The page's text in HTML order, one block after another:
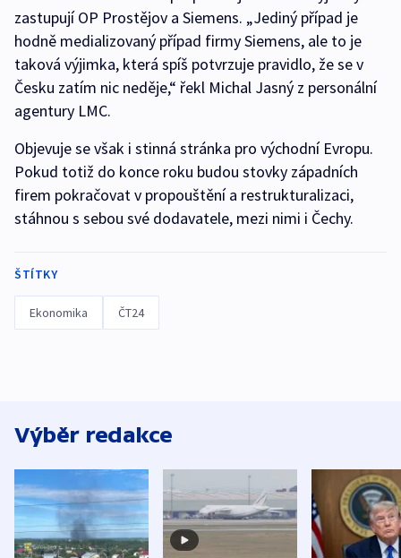
zastupují OP Prostějov a Siemens. „Jediný případ je
hodně medializovaný případ firmy Siemens, ale to je
taková výjimka, která spíš potvrzuje pravidlo, že se v
Česku zatím nic neděje,“ řekl Michal Jasný z personální
agentury LMC.
Objevuje se však i stinná stránka pro východní Evropu.
Pokud totiž do konce roku budou stovky západních
firem pokračovat v propouštění a restrukturalizaci,
stáhnou s sebou své dodavatele, mezi nimi i Čechy.
ŠTÍTKY
Ekonomika ČT24
Výběr redakce